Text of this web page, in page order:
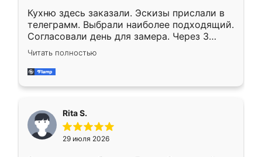
Кухню здесь заказали. Эскизы прислали в
телеграмм. Выбрали наиболее подходящий.
Согласовали день для замера. Через 3
недели кухня была уже готова. Остались
довольны работой. Спасибо Ренессанс
мебель за качественную работу!
Читать полностью
Rita S.
29 июля 2026